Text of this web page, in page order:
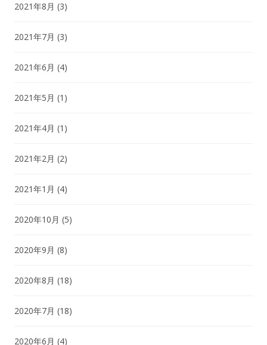
2021年8月 (3)
2021年7月 (3)
2021年6月 (4)
2021年5月 (1)
2021年4月 (1)
2021年2月 (2)
2021年1月 (4)
2020年10月 (5)
2020年9月 (8)
2020年8月 (18)
2020年7月 (18)
2020年6月 (4)